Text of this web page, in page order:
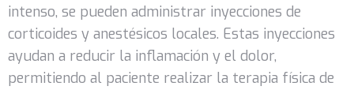
intenso, se pueden administrar inyecciones de
corticoides y anestésicos locales. Estas inyecciones
ayudan a reducir la inflamación y el dolor,
permitiendo al paciente realizar la terapia física de